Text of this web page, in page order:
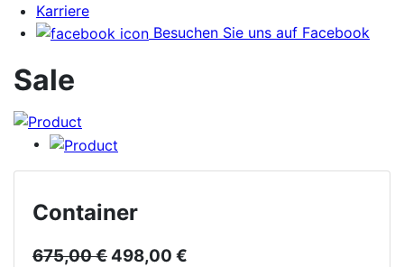
Karriere
Besuchen Sie uns auf Facebook
Sale
Container
675,00 €498,00 €